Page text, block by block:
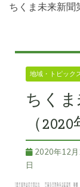
ちくま未来新聞
地域・トピック
ちく
（
2020年12
日